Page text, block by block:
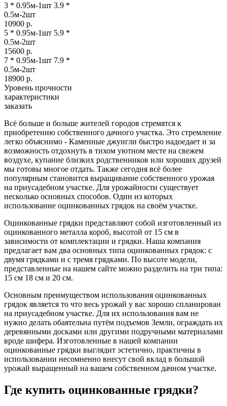
3 * 0.95м-1шт 3.9 *
0.5м-2шт
10900 р.
5 * 0.95м-1шт 5.9 *
0.5м-2шт
15600 р.
7 * 0.95м-1шт 7.9 *
0.5м-2шт
18900 р.
Уровень прочности
характеристики
заказать
Всё больше и больше жителей городов стремятся к
приобретению собственного дачного участка. Это стремление
легко объяснимо - Каменные джунгли быстро надоедает и за
возможность отдохнуть в тихом уютном месте на свежем
воздухе, купание близких родственников или хороших друзей
мы готовы многое отдать. Также сегодня всё более
популярным становится выращивание собственного урожая
на приусадебном участке. Для урожайности существует
несколько основных способов. Один из которых
использование оцинкованных грядок на своём участке.
Оцинкованные грядки представляют собой изготовленный из
оцинкованного металла короб, высотой от 15 см в
зависимости от комплектации и грядки. Наша компания
предлагает вам два основных типа оцинкованных грядок: с
двумя грядками и с тремя грядками. По высоте модели,
представленные на нашем сайте можно разделить на три типа:
15 см 18 см и 20 см.
Основным преимуществом использования оцинкованных
грядок является то что весь урожай у вас хорошо спланирован
на приусадебном участке. Для их использования вам не
нужно делать обаятельна путём подъемов Земли, ограждать их
деревянными досками или другими подручными материалами
вроде шифера. Изготовленные в нашей компании
оцинкованные грядки выглядит эстетично, практичны в
использовании несомненно внесут свой вклад в большой
урожай выращенный на вашем собственном дачном участке.
Где купить оцинкованные грядки?